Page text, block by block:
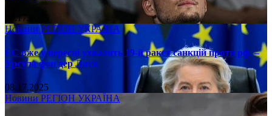
08.17.2025
НовиниРЕГІОН УКРАЇНА
ЄС вже у вересні ухвалить 19-й ракет санкцій проти рф, –
Урсула фон дер Ляєн
08.17.2025
Новини РЕГІОН УКРАЇНА